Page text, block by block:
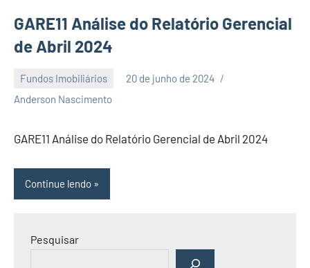
GARE11 Análise do Relatório Gerencial
de Abril 2024
Fundos Imobiliários
20 de junho de 2024
Anderson Nascimento
Nenhum
GARE11 Análise do Relatório Gerencial de Abril 2024
Continue lendo
Pesquisar